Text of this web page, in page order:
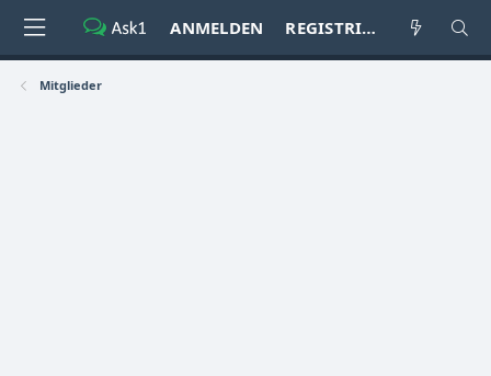
ANMELDEN REGISTRIEREN
Mitglieder